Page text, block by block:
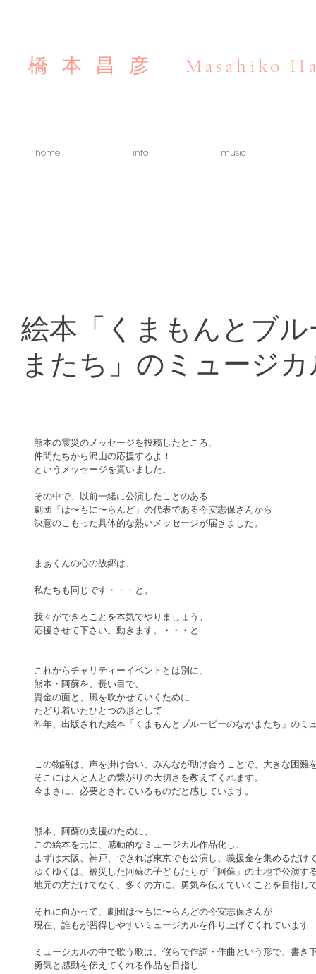
橋本昌彦 Masahiko
home info music
絵本「くまもんとブ
またち」のミュージ
熊本の震災のメッセージを投稿したところ、
仲間たちから沢山の応援するよ！
というメッセージを貰いました。
その中で、以前一緒に公演したことのある
劇団「は〜もに〜らんど」の代表である今安志保さんから
決意のこもった具体的な熱いメッセージが届きました。
まぁくんの心の故郷は、
私たちも同じです・・・と。
我々ができることを本気でやりましょう。
応援させて下さい。動きます。・・・と
これからチャリティーイベントとは別に、
熊本・阿蘇を、長い目で、
資金の面と、風を吹かせていくために
たどり着いたひとつの形として
昨年、出版された絵本「くまもんとブルービーのなかまたち」のミ
この物語は、声を掛け合い、みんなが助け合うことで、大きな困難
そこには人と人との繋がりの大切さを教えてくれます。
今まさに、必要とされているものだと感じています。
熊本、阿蘇の支援のために、
この絵本を元に、感動的なミュージカル作品化し、
まずは大阪、神戸、できれば東京でも公演し、義援金を集めるだけ
ゆくゆくは、被災した阿蘇の子どもたちが「阿蘇」の土地で公演す
地元の方だけでなく、多くの方に、勇気を伝えていくことを目指し
それに向かって、劇団は〜もに〜らんどの今安志保さんが
現在、誰もが習得しやすいミュージカルを作り上げてくれています
ミュージカルの中で歌う歌は、僕らで作詞・作曲という形で、書き
勇気と感動を伝えてくれる作品を目指し